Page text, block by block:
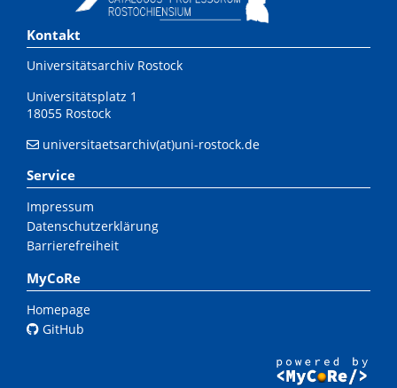
Kontakt
Universitätsarchiv Rostock
Universitätsplatz 1
18055 Rostock
universitaetsarchiv(at)uni-rostock.de
Service
Impressum
Datenschutzerklärung
Barrierefreiheit
MyCoRe
Homepage
GitHub